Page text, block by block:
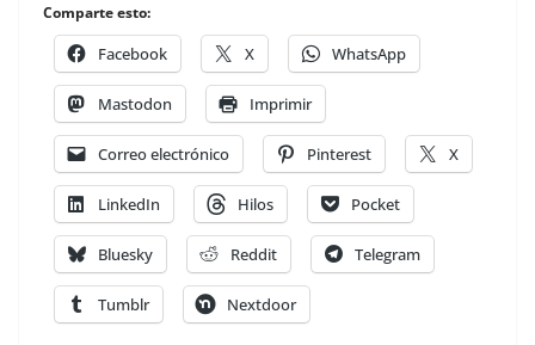
Comparte esto:
Facebook X WhatsApp
Mastodon Imprimir
Correo electrónico Pinterest X
LinkedIn Hilos Pocket
Bluesky Reddit Telegram
Tumblr Nextdoor